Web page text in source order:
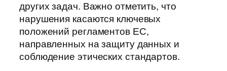
других задач. Важно отметить, что
нарушения касаются ключевых
положений регламентов ЕС,
направленных на защиту данных и
соблюдение этических стандартов.